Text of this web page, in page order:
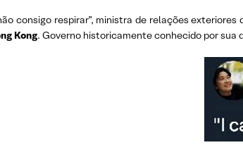
consigo respirar”, ministra de relações exteriores
Kong. Governo historicamente conhecido por sua